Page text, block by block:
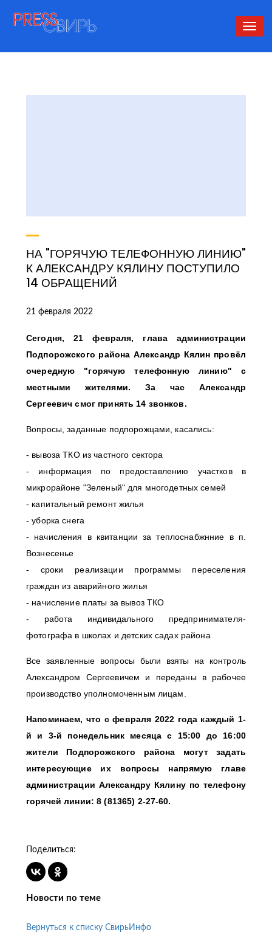
НА "ГОРЯЧУЮ ТЕЛЕФОННУЮ ЛИНИЮ"
К АЛЕКСАНДРУ КЯЛИНУ ПОСТУПИЛО
14 ОБРАЩЕНИЙ
21 февраля 2022
Сегодня, 21 февраля, глава администрации
Подпорожского района Александр Кялин провёл
очередную "горячую телефонную линию" с
местными жителями. За час Александр
Сергеевич смог принять 14 звонков.
Вопросы, заданные подпорожцами, касались:
- вывоза ТКО из частного сектора
- информация по предоставлению участков в
микрорайоне "Зеленый" для многодетных семей
- капитальный ремонт жилья
- уборка снега
- начисления в квитанции за теплоснабжнние в п.
Вознесенье
- сроки реализации программы переселения
граждан из аварийного жилья
- начисление платы за вывоз ТКО
- работа индивидального предпринимателя-
фотографа в школах и детских садах района
Все заявленные вопросы были взяты на контроль
Александром Сергеевичем и переданы в рабочее
производство уполномоченным лицам.
Напоминаем, что с февраля 2022 года каждый 1-
й и 3-й понедельник месяца с 15:00 до 16:00
жители Подпорожского района могут задать
интересующие их вопросы напрямую главе
администрации Александру Кялину по телефону
горячей линии: 8 (81365) 2-27-60.
Поделиться:
Новости по теме
Вернуться к списку СвирьИнфо